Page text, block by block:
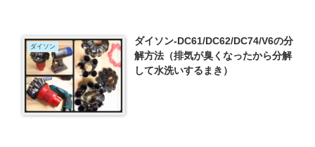
ダイソン
ダイソン-DC61/DC62/DC74/V6の分
解方法（排気が臭くなったから分解
して水洗いするまき）